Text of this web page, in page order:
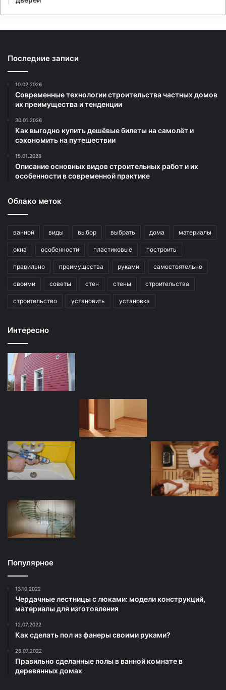
Последние записи
10.02.2026
Современные технологии строительства частных домов
их преимущества и тенденции
30.01.2026
Как выгодно купить дешёвые билеты на самолёт и
сэкономить на путешествии
15.01.2026
Описание основных видов строительных работ и их
особенности в современной практике
Облако меток
ванной виды выбор выбрать дома материалы
окна особенности пластиковые построить
правильно преимущества руками самостоятельно
своими советы стен стены строительства
строительство установить установка
Интересно
Популярное
13.10.2022
Чердачные лестницы с люками: модели конструкций,
материалы для изготовления
12.07.2022
Как сделать пол из фанеры своими руками?
26.07.2022
Правильно сделанные полы в ванной комнате в
деревянных домах